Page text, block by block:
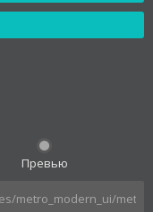
Превью